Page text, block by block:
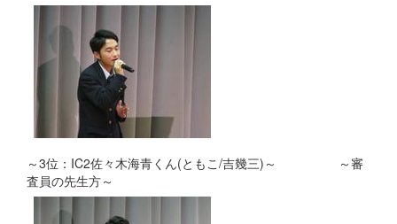
～3位：IC2佐々木海青くん(ともこ/吉幾三)～ ～審
査員の先生方～